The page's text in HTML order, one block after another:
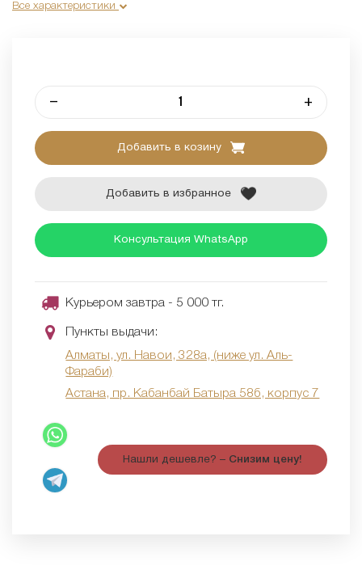
Все характеристики
– +
Добавить в козину
Добавить в избранное
Консультация WhatsApp
Курьером завтра - 5 000 тг.
Пункты выдачи:
Алматы, ул. Навои, 328а, (ниже ул. Аль-
Фараби)
Астана, пр. Кабанбай Батыра 58б, корпус 7
Нашли дешевле? – Снизим цену!